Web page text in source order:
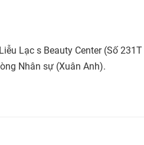
Lạc s Beauty Center (Số 231T
Nhân sự (Xuân Anh).